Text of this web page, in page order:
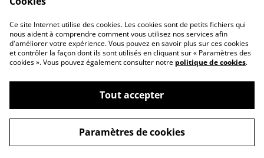
POLITIQUE DE
CONFIDENTIALITÉ
POLITIQUE DES
COOKIES
©2026MARION SINQUIN | URBAN ARTIST
powered by
Ce site Internet utilise des cookies. Les cookies sont de petits fichiers qui
nous aident à comprendre comment vous utilisez nos services afin
d'améliorer votre expérience. Vous pouvez en savoir plus sur ces cookies
et contrôler la façon dont ils sont utilisés en cliquant sur « Paramètres des
cookies ». Vous pouvez également consulter notre politique de cookies.
Tout accepter
Paramètres de cookies